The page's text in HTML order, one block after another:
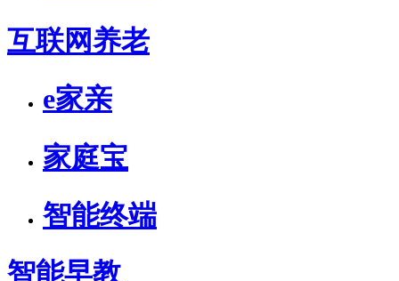
互联网养老
e家亲
家庭宝
智能终端
智能早教